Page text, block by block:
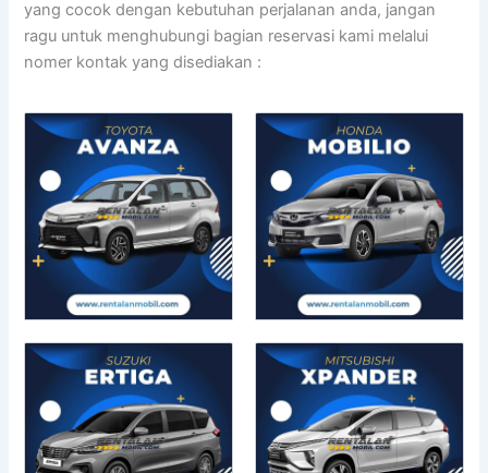
yang cocok dengan kebutuhan perjalanan anda, jangan
ragu untuk menghubungi bagian reservasi kami melalui
nomer kontak yang disediakan :